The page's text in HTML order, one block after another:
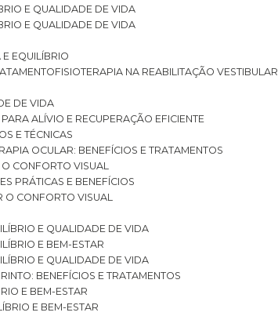
E QUALIDADE DE VIDA
E QUALIDADE DE VIDA
EQUILÍBRIO
FISIOTERAPIA NA REABILITAÇÃO VESTIBULAR
DE VIDA
PARA ALÍVIO E RECUPERAÇÃO EFICIENTE
E TÉCNICAS
OCULAR: BENEFÍCIOS E TRATAMENTOS
O CONFORTO VISUAL
PRÁTICAS E BENEFÍCIOS
O CONFORTO VISUAL
E QUALIDADE DE VIDA
E BEM-ESTAR
E QUALIDADE DE VIDA
BENEFÍCIOS E TRATAMENTOS
E BEM-ESTAR
E BEM-ESTAR